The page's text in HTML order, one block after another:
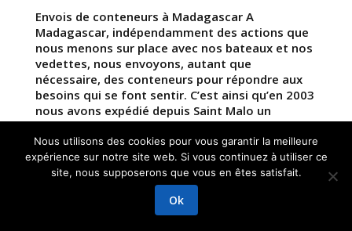
Envois de conteneurs à Madagascar A
Madagascar, indépendamment des actions que
nous menons sur place avec nos bateaux et nos
vedettes, nous envoyons, autant que
nécessaire, des conteneurs pour répondre aux
besoins qui se font sentir. C’est ainsi qu’en 2003
nous avons expédié depuis Saint Malo un
conteneur avec du mobilier et du matériel
médical,…
GRAPHIKUP
Mentions légales
Nous utilisons des cookies pour vous garantir la meilleure
expérience sur notre site web. Si vous continuez à utiliser ce
site, nous supposerons que vous en êtes satisfait.
Ok